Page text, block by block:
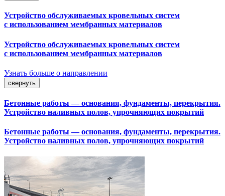
Устройство обслуживаемых кровельных систем
с использованием мембранных материалов
Устройство обслуживаемых кровельных систем
с использованием мембранных материалов
Узнать больше о направлении
свернуть
Бетонные работы — основания, фундаменты, перекрытия.
Устройство наливных полов, упрочняющих покрытий
Бетонные работы — основания, фундаменты, перекрытия.
Устройство наливных полов, упрочняющих покрытий